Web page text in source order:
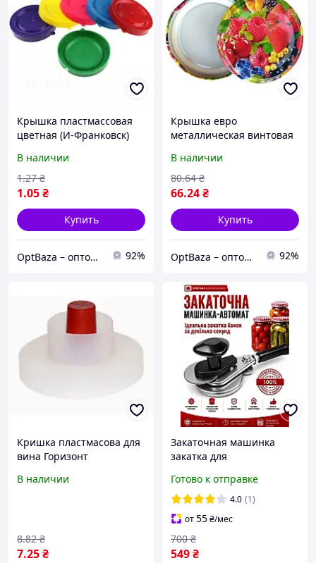
Крышка пластмассовая
цветная (И-Франковск)
В наличии
1.05₴
1.27 ₴
Купить
OptBaza – оптовые цены для всех 92%
Крышка евро
металлическая винтовая
В наличии
66.24₴
80.64 ₴
Купить
OptBaza – оптовые цены для всех 92%
Кришка пластмасова для
вина Горизонт
В наличии
7.25₴
8.82 ₴
Закаточная машинка
закатка для
ручная автоматическая с
подшипниковым
механизмом ключ для
закатки крышек
Готово к отправке
4.0 (1)
от55₴/мес
549₴
700 ₴